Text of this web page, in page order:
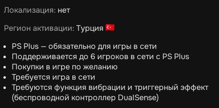
Локализация: нет
Регион активации: Турция
PS Plus — обязательно для игры в сети
Поддерживается до 6 игроков в сети с PS Plus
Покупки в игре по желанию
Требуется игра в сети
Требуются функция вибрации и триггерный эффект
(беспроводной контроллер DualSense)